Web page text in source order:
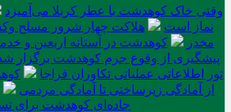
وقتی خاک کوهدشت با عطر کربلا می‌آمیزد
نماز است
مخدر
کوهدشت در آستانه اربعین و
پیشگیری از وقوع جرم کوهدشت برگزار
تور اطلاعاتی عملیاتی تکاوران فراجا
از آمادگی زیرساختی تا آمادگی مردمی
جاده‌ای کوهدشت برای